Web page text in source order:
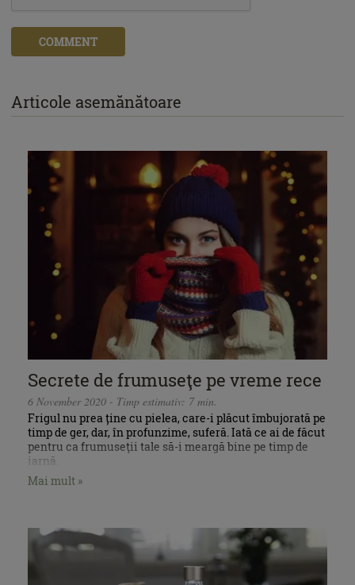
COMMENT
Articole asemănătoare
Secrete de frumuseţe pe vreme rece
6 November 2020 - Timp estimativ: 7 min.
Frigul nu prea ține cu pielea, care-i plăcut îmbujorată pe
timp de ger, dar, în profunzime, suferă. Iată ce ai de făcut
pentru ca frumuseţii tale să-i meargă bine pe timp de
iarnă.
Mai mult »